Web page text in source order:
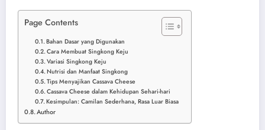
Page Contents
Bahan Dasar yang Digunakan
Cara Membuat Singkong Keju
Variasi Singkong Keju
Nutrisi dan Manfaat Singkong
Tips Menyajikan Cassava Cheese
Cassava Cheese dalam Kehidupan Sehari-hari
Kesimpulan: Camilan Sederhana, Rasa Luar Biasa
Author